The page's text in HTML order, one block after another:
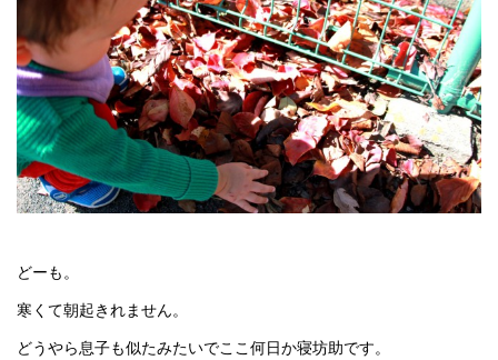
どーも。
寒くて朝起きれません。
どうやら息子も似たみたいでここ何日か寝坊助です。